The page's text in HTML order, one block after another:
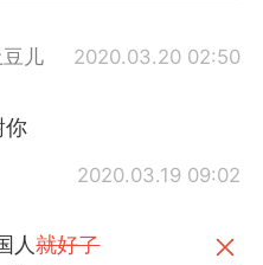
儿
2020.03.20 02:50
你
2020.03.19 09:02
人就好了